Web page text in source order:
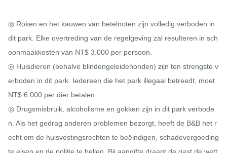
◎ Roken en het kauwen van betelnoten zijn volledig verboden in
dit park. Elke overtreding van de regelgeving zal resulteren in sch
oonmaakkosten van NT$ 3.000 per persoon.
◎ Huisdieren (behalve blindengeleidehonden) zijn ten strengste v
erboden in dit park. Iedereen die het park illegaal betreedt, moet
NT$ 6.000 per dier betalen.
◎ Drugsmisbruik, alcoholisme en gokken zijn in dit park verbode
n. Als het gedrag anderen problemen bezorgt, heeft de B&B het r
echt om de huisvestingsrechten te beëindigen, schadevergoeding